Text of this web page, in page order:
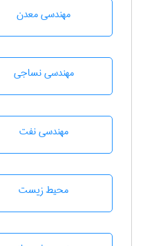
مهندسی معدن
مهندسي نساجی
مهندسی نفت
محيط زيست